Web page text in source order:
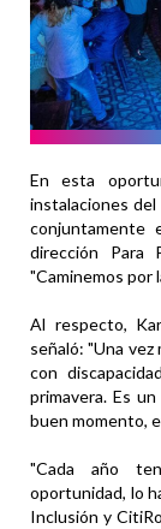
En esta
instalaciones
conjuntamente
dirección Para
"Caminemos por
Al respecto,
señaló: "Una vez
con
primavera. Es
buen momento,
"Cada año
oportunidad, lo
Inclusión y